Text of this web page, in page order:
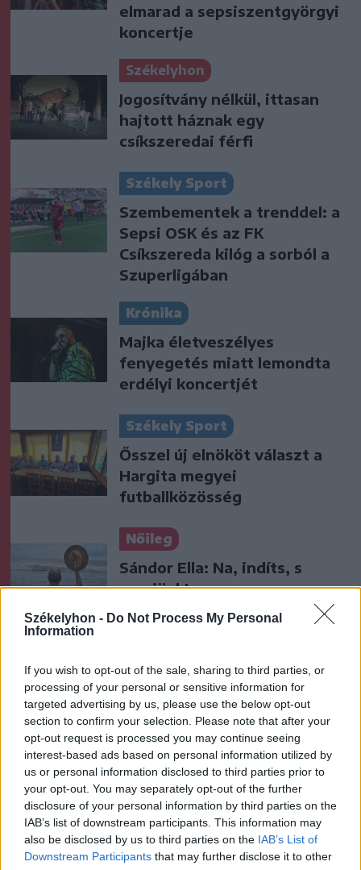
Székelyhon - Do Not Process My Personal
Information
If you wish to opt-out of the sale, sharing to third parties, or
processing of your personal or sensitive information for
targeted advertising by us, please use the below opt-out
section to confirm your selection. Please note that after your
opt-out request is processed you may continue seeing
interest-based ads based on personal information utilized by
us or personal information disclosed to third parties prior to
your opt-out. You may separately opt-out of the further
disclosure of your personal information by third parties on the
IAB’s list of downstream participants. This information may
also be disclosed by us to third parties on the IAB’s List of
Downstream Participants that may further disclose it to other
elmarad a sepsiszentgyörgyi
koncertje
Székelyhon
Jogosítvány nélkül, ittasan
hajtott háznak egy
csíkszeredai férfi
Székely Sport
Szembementek a trenddel: a
Sepsi OSK és az FK
Csíkszereda kilóg a sorból a
Szuperligában
Krónika
Majka életveszélyes
fenyegetés miatt lemondta
erdélyi koncertjét
Székely Sport
Ősszel új elnököt választ a
Hargita megyei
futballközösség
Nőileg
Sándor Ella: Na, indíts, s
menjünk!
A rovat további cikkei